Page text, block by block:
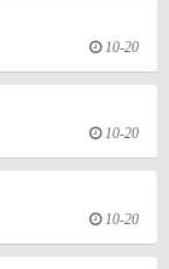
10-20
10-20
10-20